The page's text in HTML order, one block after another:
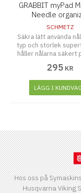
GRABBIT myPad
Needle
SCHMETZ
Säkra lätt använda
typ och storlek
håller nålarna säkert
295 KR
LÄGG I
Hos oss på
Husqvarna Viking